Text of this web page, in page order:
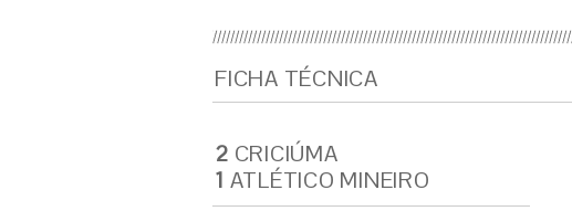
FICHA TÉCNICA
2 CRICIÚMA
1 ATLÉTICO MINEIRO